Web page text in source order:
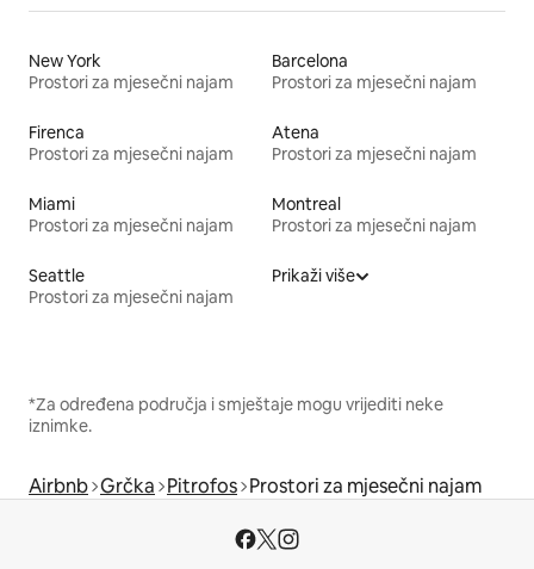
New York
Prostori za mjesečni najam
Barcelona
Prostori za mjesečni najam
Firenca
Prostori za mjesečni najam
Atena
Prostori za mjesečni najam
Miami
Prostori za mjesečni najam
Montreal
Prostori za mjesečni najam
Seattle
Prostori za mjesečni najam
Prikaži više
*Za određena područja i smještaje mogu vrijediti neke
iznimke.
Airbnb Grčka Pitrofos Prostori za mjesečni najam